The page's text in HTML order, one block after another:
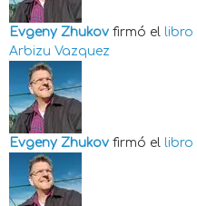
Evgeny Zhukov firmó el libro
Arbizu Vazquez
Evgeny Zhukov firmó el libro